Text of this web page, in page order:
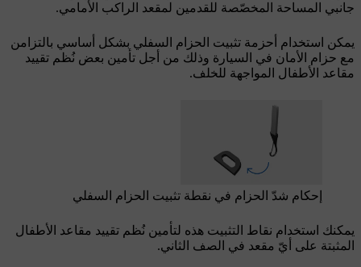
جانبي المساحة المخصّصة للقدمين لمقعد الراكب الأمامي.
يمكن استخدام أحزمة تثبيت الحزام السفلي بشكل أساسي بالتزامن
مع حزام الأمان في السيارة وذلك من أجل تأمين بعض نُظم تقييد
مقاعد الأطفال المواجهة للخلف.
إحكام شدّ الحزام في نقطة تثبيت الحزام السفلي
يمكنك استخدام نقاط التثبيت هذه لتأمين نُظم تقييد مقاعد الأطفال
المثبتة على أيّ مقعد في الصف الثاني.